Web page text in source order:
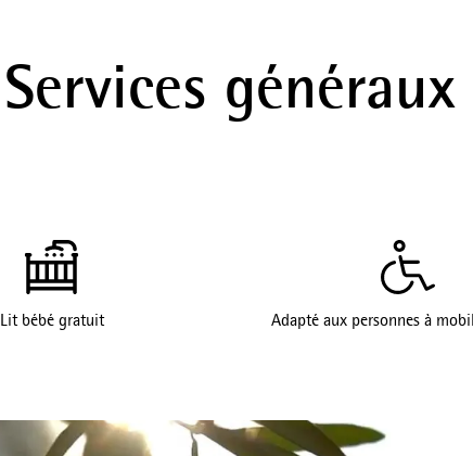
Services généraux
Lit bébé gratuit Adapté aux personnes à